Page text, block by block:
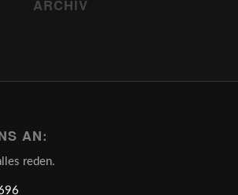
ARCHIV
AN:
reden.